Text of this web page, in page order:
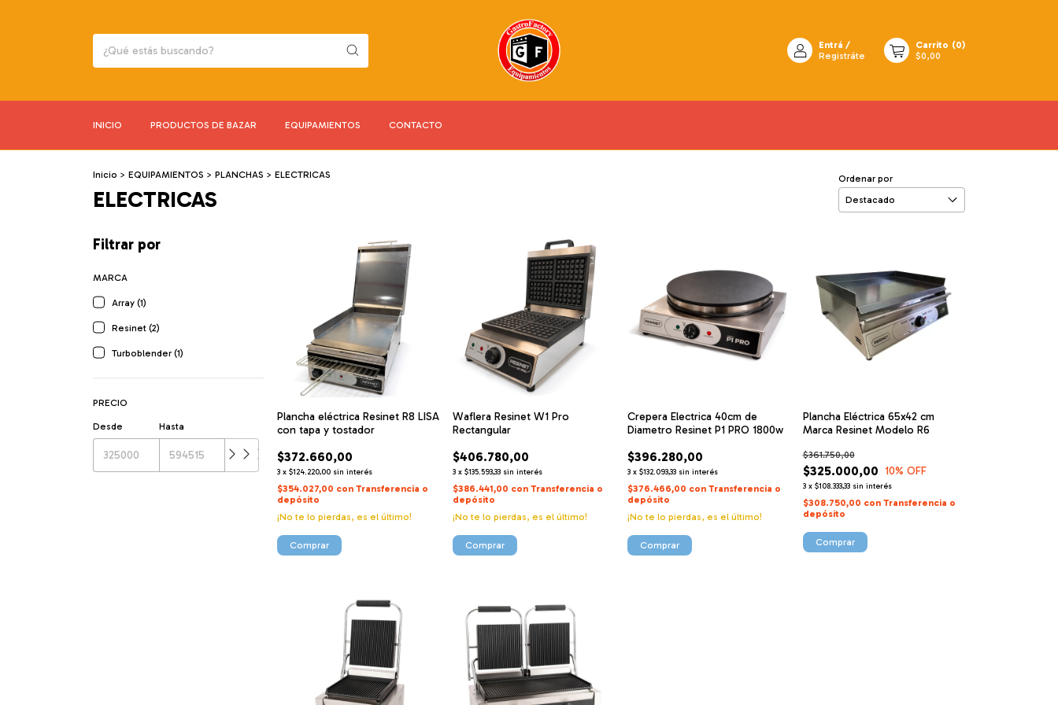
Entrá /
Registráte
Carrito (0)
$0,00
INICIO PRODUCTOS DE BAZAR EQUIPAMIENTOS CONTACTO
Inicio > EQUIPAMIENTOS > PLANCHAS > ELECTRICAS
ELECTRICAS
Ordenar por
Filtrar por
MARCA
Array (1)
Resinet (2)
Turboblender (1)
PRECIO
Desde Hasta
Plancha eléctrica Resinet R8 LISA
con tapa y tostador
$372.660,00
3 x$124.220,00 sin interés
$354.027,00 con Transferencia o
depósito
¡No te lo pierdas, es el último!
Waflera Resinet W1 Pro
Rectangular
$406.780,00
3 x $135.593,33 sin interés
$386.441,00 con Transferencia o
depósito
¡No te lo pierdas, es el último!
Crepera Electrica 40cm de
Diametro Resinet P1 PRO 1800w
$396.280,00
3 x$132.093,33 sin interés
$376.466,00 con Transferencia o
depósito
¡No te lo pierdas, es el último!
Plancha Eléctrica 65x42 cm
Marca Resinet Modelo R6
$325.000,00
$361.750,00
10% OFF
3 x $108.333,33 sin interés
$308.750,00 con Transferencia o
depósito